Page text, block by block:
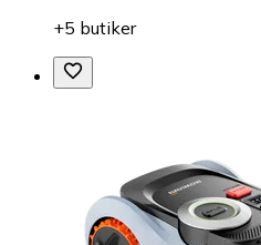
+5 butiker